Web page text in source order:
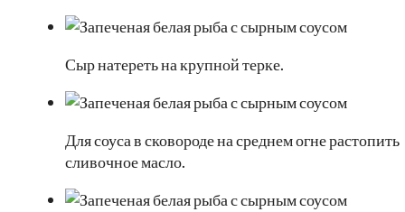
Сыр натереть на крупной терке.
Для соуса в сковороде на среднем огне растопить
сливочное масло.